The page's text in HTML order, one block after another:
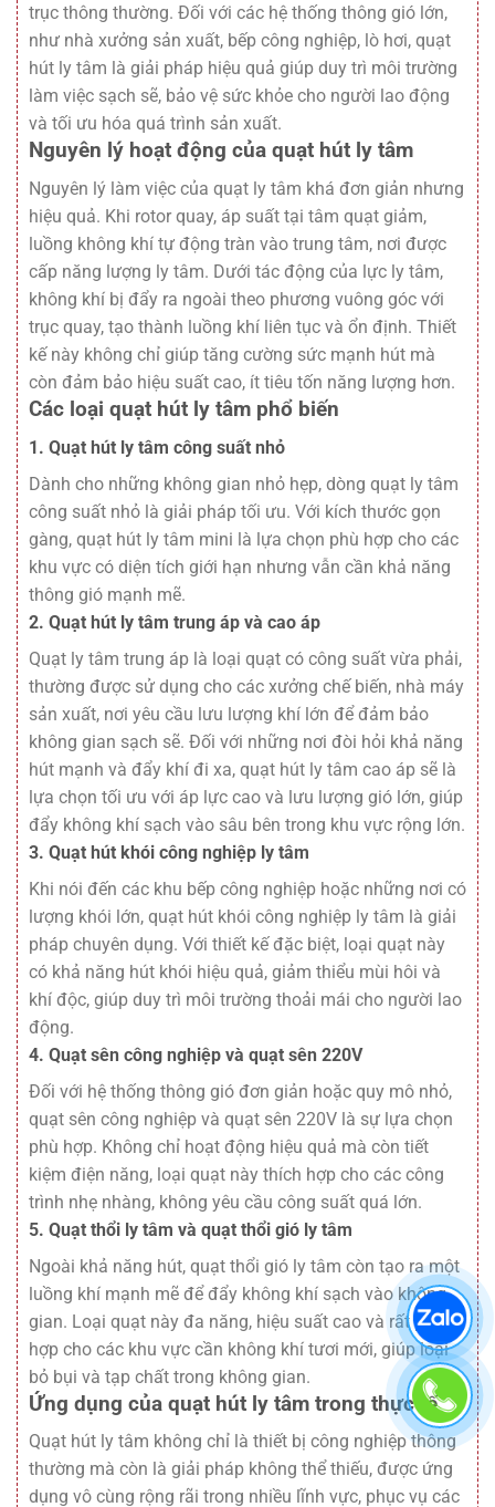
trục thông thường. Đối với các hệ thống thông gió lớn,
như nhà xưởng sản xuất, bếp công nghiệp, lò hơi, quạt
hút ly tâm là giải pháp hiệu quả giúp duy trì môi trường
làm việc sạch sẽ, bảo vệ sức khỏe cho người lao động
và tối ưu hóa quá trình sản xuất.
Nguyên lý hoạt động của quạt hút ly tâm
Nguyên lý làm việc của quạt ly tâm khá đơn giản nhưng
hiệu quả. Khi rotor quay, áp suất tại tâm quạt giảm,
luồng không khí tự động tràn vào trung tâm, nơi được
cấp năng lượng ly tâm. Dưới tác động của lực ly tâm,
không khí bị đẩy ra ngoài theo phương vuông góc với
trục quay, tạo thành luồng khí liên tục và ổn định. Thiết
kế này không chỉ giúp tăng cường sức mạnh hút mà
còn đảm bảo hiệu suất cao, ít tiêu tốn năng lượng hơn.
Các loại quạt hút ly tâm phổ biến
1. Quạt hút ly tâm công suất nhỏ
Dành cho những không gian nhỏ hẹp, dòng quạt ly tâm
công suất nhỏ là giải pháp tối ưu. Với kích thước gọn
gàng, quạt hút ly tâm mini là lựa chọn phù hợp cho các
khu vực có diện tích giới hạn nhưng vẫn cần khả năng
thông gió mạnh mẽ.
2. Quạt hút ly tâm trung áp và cao áp
Quạt ly tâm trung áp là loại quạt có công suất vừa phải,
thường được sử dụng cho các xưởng chế biến, nhà máy
sản xuất, nơi yêu cầu lưu lượng khí lớn để đảm bảo
không gian sạch sẽ. Đối với những nơi đòi hỏi khả năng
hút mạnh và đẩy khí đi xa, quạt hút ly tâm cao áp sẽ là
lựa chọn tối ưu với áp lực cao và lưu lượng gió lớn, giúp
đẩy không khí sạch vào sâu bên trong khu vực rộng lớn.
3. Quạt hút khói công nghiệp ly tâm
Khi nói đến các khu bếp công nghiệp hoặc những nơi có
lượng khói lớn, quạt hút khói công nghiệp ly tâm là giải
pháp chuyên dụng. Với thiết kế đặc biệt, loại quạt này
có khả năng hút khói hiệu quả, giảm thiểu mùi hôi và
khí độc, giúp duy trì môi trường thoải mái cho người lao
động.
4. Quạt sên công nghiệp và quạt sên 220V
Đối với hệ thống thông gió đơn giản hoặc quy mô nhỏ,
quạt sên công nghiệp và quạt sên 220V là sự lựa chọn
phù hợp. Không chỉ hoạt động hiệu quả mà còn tiết
kiệm điện năng, loại quạt này thích hợp cho các công
trình nhẹ nhàng, không yêu cầu công suất quá lớn.
5. Quạt thổi ly tâm và quạt thổi gió ly tâm
Ngoài khả năng hút, quạt thổi gió ly tâm còn tạo ra một
luồng khí mạnh mẽ để đẩy không khí sạch vào không
gian. Loại quạt này đa năng, hiệu suất cao và rất phù
hợp cho các khu vực cần không khí tươi mới, giúp loại
bỏ bụi và tạp chất trong không gian.
Ứng dụng của quạt hút ly tâm trong thực tế
Quạt hút ly tâm không chỉ là thiết bị công nghiệp thông
thường mà còn là giải pháp không thể thiếu, được ứng
dụng vô cùng rộng rãi trong nhiều lĩnh vực, phục vụ các